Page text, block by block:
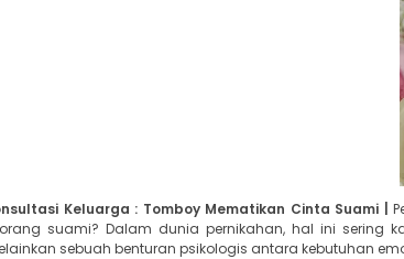
Keluarga : Tomboy Mematikan Cinta Suami |
suami? Dalam dunia pernikahan, hal ini sering
sebuah benturan psikologis antara kebutuhan